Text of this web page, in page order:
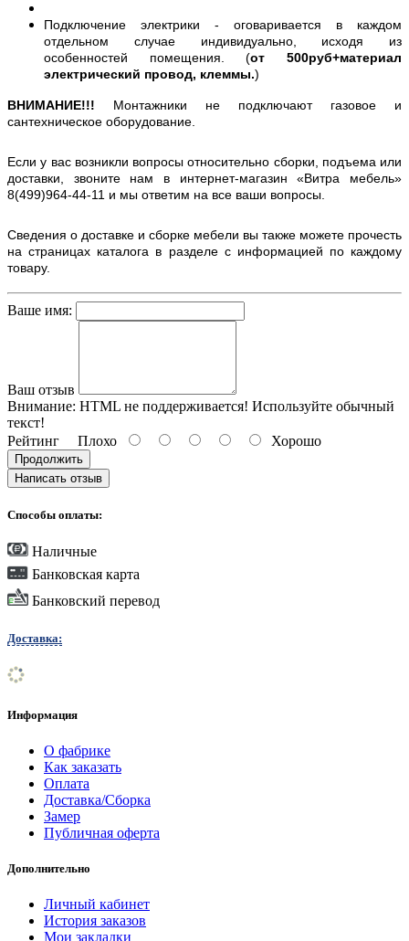
Подключение электрики - оговаривается в каждом
отдельном случае индивидуально, исходя из
особенностей помещения. (от 500руб+материал
электрический провод, клеммы.)
ВНИМАНИЕ!!! Монтажники не подключают газовое и
сантехническое оборудование.
Если у вас возникли вопросы относительно сборки, подъема или
доставки, звоните нам в интернет-магазин «Витра мебель»
8(499)964-44-11 и мы ответим на все ваши вопросы.
Сведения о доставке и сборке мебели вы также можете прочесть
на страницах каталога в разделе с информацией по каждому
товару.
Ваше имя:
Ваш отзыв
Внимание: HTML не поддерживается! Используйте обычный
текст!
Рейтинг Плохо Хорошо
Продолжить
Написать отзыв
Способы оплаты:
Наличные
Банковская карта
Банковский перевод
Доставка:
Информация
О фабрике
Как заказать
Оплата
Доставка/Сборка
Замер
Публичная оферта
Дополнительно
Личный кабинет
История заказов
Мои закладки